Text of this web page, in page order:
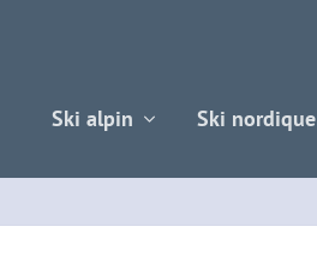
Ski alpin Ski nordique